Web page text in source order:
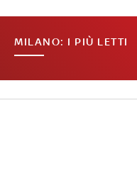
MILANO: I PIÙ LETTI